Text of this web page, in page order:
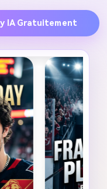
IA Gratuitement